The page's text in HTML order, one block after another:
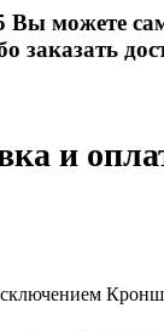
Вы можете
заказать
и